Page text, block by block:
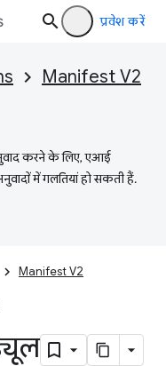
प्रवेश करें
Manifest V2
करने के लिए, एआई
में गलतियां हो सकती हैं.
Manifest V2